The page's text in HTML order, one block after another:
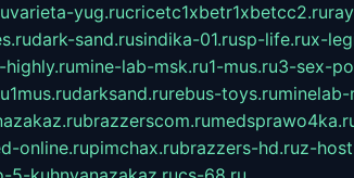
varieta-yug.rucricetc1xbetr1xbetcc2.ru
dark-sand.rusindika-01.rusp-life.rux-
highly.rumine-lab-msk.ru1-mus.ru3-sex-
1mus.rudarksand.rurebus-toys.ruminelab-
brazzerscom.ru
online.rupimchax.rubrazzers-hd.ruz-